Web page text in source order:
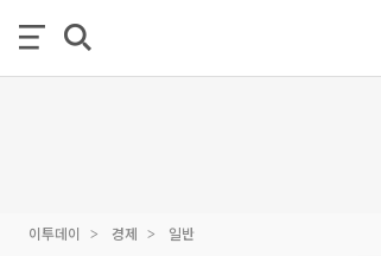
이투데이 경제 일반